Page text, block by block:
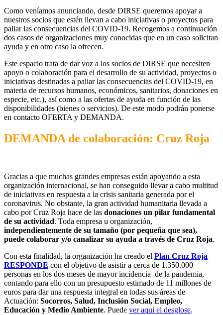
Como veníamos anunciando, desde DIRSE queremos apoyar a
nuestros socios que estén llevan a cabo iniciativas o proyectos para
paliar las consecuencias del COVID-19. Recogemos a continuación
dos casos de organizaciones muy conocidas que en un caso solicitan
ayuda y en otro caso la ofrecen.
Este espacio trata de dar voz a los socios de DIRSE que necesiten
apoyo o colaboración para el desarrollo de su actividad, proyectos o
iniciativas destinadas a paliar las consecuencias del COVID-19, en
materia de recursos humanos, económicos, sanitarios, donaciones en
especie, etc.), así como a las ofertas de ayuda en función de las
disponibilidades (bienes o servicios). De este modo podrán ponerse
en contacto OFERTA y DEMANDA.
DEMANDA de colaboración: Cruz Roja
Gracias a que muchas grandes empresas están apoyando a esta
organización internacional, se han conseguido llevar a cabo multitud
de iniciativas en respuesta a la crisis sanitaria generada por el
coronavirus. No obstante, la gran actividad humanitaria llevada a
cabo por Cruz Roja hace de las donaciones un pilar fundamental
de su actividad. Toda empresa u organización,
independientemente de su tamaño (por pequeña que sea),
puede colaborar y/o canalizar su ayuda a través de Cruz Roja.
Con esta finalidad, la organización ha creado el Plan Cruz Roja
RESPONDE con el objetivo de asistir a cerca de 1.350.000
personas en los dos meses de mayor incidencia de la pandemia,
contando para ello con un presupuesto estimado de 11 millones de
euros para dar una respuesta integral en todas sus áreas de
Actuación: Socorros, Salud, Inclusión Social, Empleo,
Educación y Medio Ambiente. Puede ver aquí el desglose.